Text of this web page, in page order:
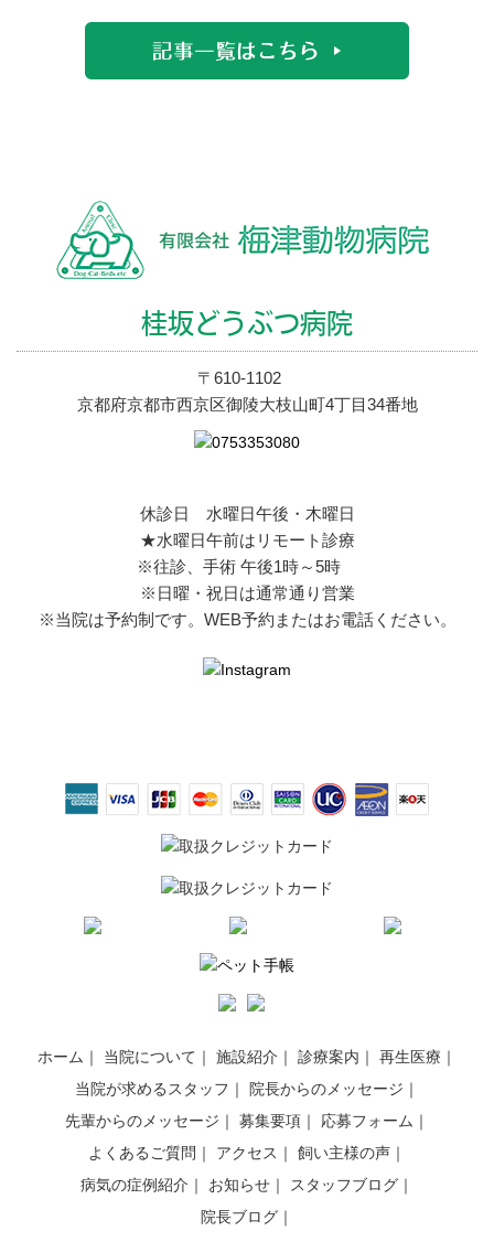
桂坂どうぶつ病院
〒610-1102
京都府京都市西京区御陵大枝山町4丁目34番地
休診日 水曜日午後・木曜日
★水曜日午前はリモート診療
※往診、手術 午後1時～5時
※日曜・祝日は通常通り営業
※当院は予約制です。WEB予約またはお電話ください。
ホーム 当院について 施設紹介 診療案内
再生医療
当院が求めるスタッフ
院長からのメッセージ
先輩からのメッセージ
募集要項
応募フォーム
よくあるご質問
アクセス
飼い主様の声
病気の症例紹介
お知らせ
スタッフブログ
院長ブログ